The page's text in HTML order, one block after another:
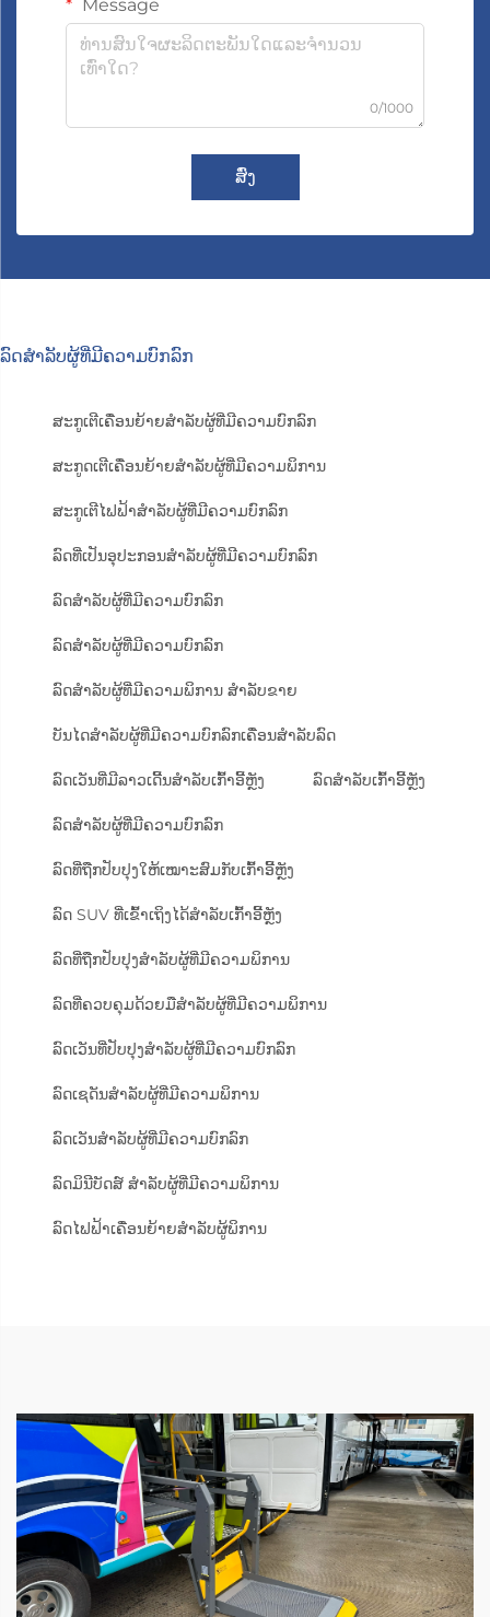
Message
0/1000
ສົ່ງ
ລົດສຳລັບຜູ້ທີ່ມີຄວາມບົກລົກ
ສະກູເຕີເຄື່ອນຍ້າຍສຳລັບຜູ້ທີ່ມີຄວາມບົກລົກ
ສະກູດເຕີເຄື່ອນຍ້າຍສຳລັບຜູ້ທີ່ມີຄວາມພິການ
ສະກູເຕີໄຟຟ້າສຳລັບຜູ້ທີ່ມີຄວາມບົກລົກ
ລົດທີ່ເປັນອຸປະກອນສຳລັບຜູ້ທີ່ມີຄວາມບົກລົກ
ລົດສຳລັບຜູ້ທີ່ມີຄວາມບົກລົກ
ລົດສຳລັບຜູ້ທີ່ມີຄວາມບົກລົກ
ລົດສຳລັບຜູ້ທີ່ມີຄວາມພິການ ສຳລັບຂາຍ
ບັນໄດສຳລັບຜູ້ທີ່ມີຄວາມບົກລົກເຄື່ອນສຳລັບລົດ
ລົດເວັນທີ່ມີລາວເດີ້ນສຳລັບເກົ້າອີ້ຫຼັງ ລົດສຳລັບເກົ້າອີ້ຫຼັງ
ລົດສຳລັບຜູ້ທີ່ມີຄວາມບົກລົກ
ລົດທີ່ຖືກປັບປຸງໃຫ້ເໝາະສົມກັບເກົ້າອີ້ຫຼັງ
ລົດ SUV ທີ່ເຂົ້າເຖິງໄດ້ສຳລັບເກົ້າອີ້ຫຼັງ
ລົດທີ່ຖືກປັບປຸງສຳລັບຜູ້ທີ່ມີຄວາມພິການ
ລົດທີ່ຄວບຄຸມດ້ວຍມືສຳລັບຜູ້ທີ່ມີຄວາມພິການ
ລົດເວັນທີ່ປັບປຸງສຳລັບຜູ້ທີ່ມີຄວາມບົກລົກ
ລົດເຊດັນສຳລັບຜູ້ທີ່ມີຄວາມພິການ
ລົດເວັນສຳລັບຜູ້ທີ່ມີຄວາມບົກລົກ
ລົດມິນີບັດສ໌ ສຳລັບຜູ້ທີ່ມີຄວາມພິການ
ລົດໄຟຟ້າເຄື່ອນຍ້າຍສຳລັບຜູ້ພິການ